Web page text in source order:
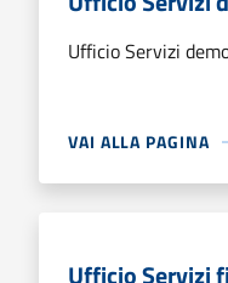
Ufficio Servizi
VAI ALLA PAGINA
Ufficio Servizi